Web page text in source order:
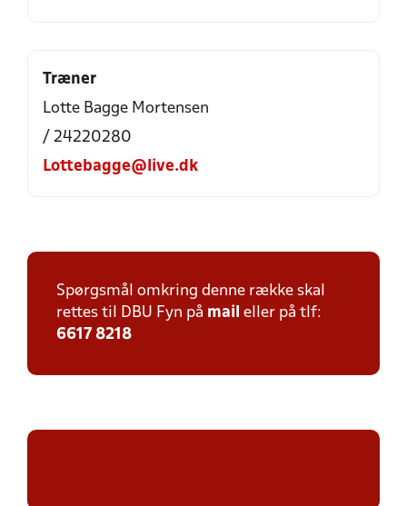
Træner
Lotte Bagge Mortensen
/ 24220280
Lottebagge@live.dk
Spørgsmål omkring denne række skal
rettes til DBU Fyn på mail eller på tlf:
6617 8218